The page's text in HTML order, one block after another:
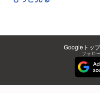
Googleトッ
フォロ